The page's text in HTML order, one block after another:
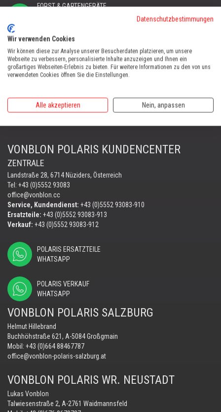
FORST & GARTENGERÄTE
AUTOMOWER
Automower Kundendienst Nüziders
Tel:+43 (0)5552 31607
Maria-Theresien-Straße 77, 6890 Lustenau
Harry Zudrell
VONBLON POLARIS KUNDENCENTER
ZENTRALE
Landstraße 28, 6714 Nüziders, Österreich
Tel: +43 (0)5552 93083
office@vonblon.cc
Service, Kundendienst: +43 (0)5552 93083-910
Ersatzteile: +43 (0)5552 93083-913
Verkauf: +43 (0)5552 93083-912
POLARIS ERSATZTEILE
WHATSAPP
POLARIS VERKAUF
WHATSAPP
VONBLON POLARIS SALZBURG
Helmut Hillebrand
Buchhöhstraße 621, A-5084 Großgmain
Mobil: +43 (0)664 88467787
office@vonblon-polaris-salzburg.at
VONBLON POLARIS WR. NEUSTADT
Lukas Vonblon
Talwiesenstraße 2, A-2761 Waidmannsfeld
Datenschutzbestimmungen
Wir verwenden Cookies
Wir können diese zur Analyse unserer Besucherdaten platzieren, um unsere
Webseite zu verbessern, personalisierte Inhalte anzuzeigen und Ihnen ein
großartiges Webseiten-Erlebnis zu bieten. Für weitere Informationen zu den von uns
verwendeten Cookies öffnen Sie die Einstellungen.
Alle akzeptieren Nein, anpassen